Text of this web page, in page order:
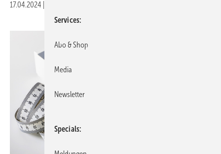
17.04.2024
Services
Abo & Shop
Media
Newsletter
Specials